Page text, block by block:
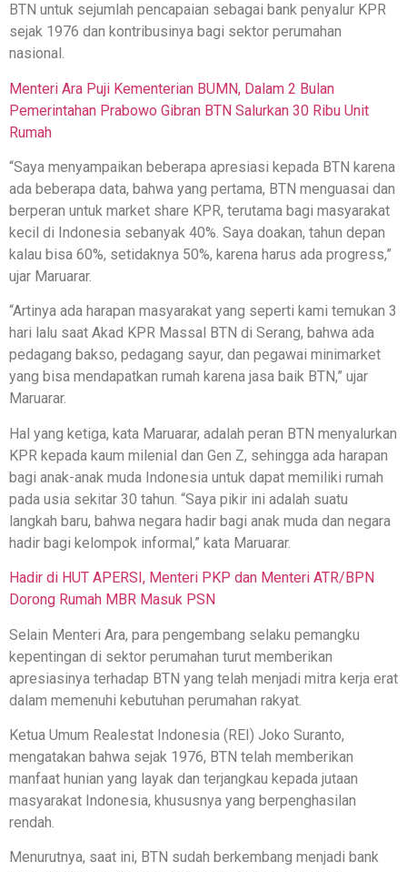
BTN untuk sejumlah pencapaian sebagai bank penyalur KPR
sejak 1976 dan kontribusinya bagi sektor perumahan
nasional.
Menteri Ara Puji Kementerian BUMN, Dalam 2 Bulan
Pemerintahan Prabowo Gibran BTN Salurkan 30 Ribu Unit
Rumah
“Saya menyampaikan beberapa apresiasi kepada BTN karena
ada beberapa data, bahwa yang pertama, BTN menguasai dan
berperan untuk market share KPR, terutama bagi masyarakat
kecil di Indonesia sebanyak 40%. Saya doakan, tahun depan
kalau bisa 60%, setidaknya 50%, karena harus ada progress,”
ujar Maruarar.
“Artinya ada harapan masyarakat yang seperti kami temukan 3
hari lalu saat Akad KPR Massal BTN di Serang, bahwa ada
pedagang bakso, pedagang sayur, dan pegawai minimarket
yang bisa mendapatkan rumah karena jasa baik BTN,” ujar
Maruarar.
Hal yang ketiga, kata Maruarar, adalah peran BTN menyalurkan
KPR kepada kaum milenial dan Gen Z, sehingga ada harapan
bagi anak-anak muda Indonesia untuk dapat memiliki rumah
pada usia sekitar 30 tahun. “Saya pikir ini adalah suatu
langkah baru, bahwa negara hadir bagi anak muda dan negara
hadir bagi kelompok informal,” kata Maruarar.
Hadir di HUT APERSI, Menteri PKP dan Menteri ATR/BPN
Dorong Rumah MBR Masuk PSN
Selain Menteri Ara, para pengembang selaku pemangku
kepentingan di sektor perumahan turut memberikan
apresiasinya terhadap BTN yang telah menjadi mitra kerja erat
dalam memenuhi kebutuhan perumahan rakyat.
Ketua Umum Realestat Indonesia (REI) Joko Suranto,
mengatakan bahwa sejak 1976, BTN telah memberikan
manfaat hunian yang layak dan terjangkau kepada jutaan
masyarakat Indonesia, khususnya yang berpenghasilan
rendah.
Menurutnya, saat ini, BTN sudah berkembang menjadi bank